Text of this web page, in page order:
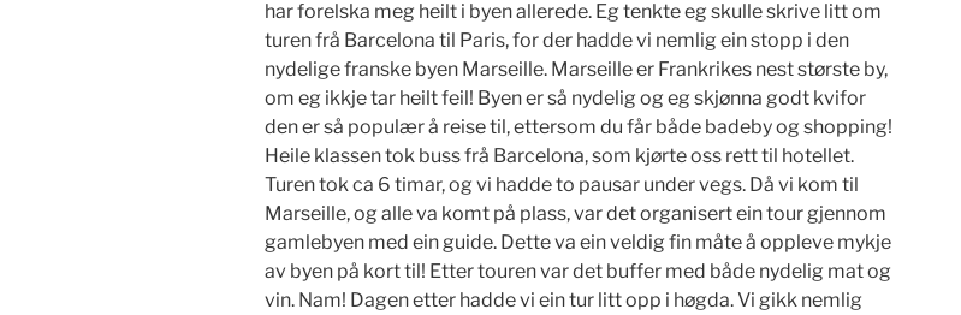
har forelska meg heilt i byen allerede. Eg tenkte eg skulle skrive litt om
turen frå Barcelona til Paris, for der hadde vi nemlig ein stopp i den
nydelige franske byen Marseille. Marseille er Frankrikes nest største by,
om eg ikkje tar heilt feil! Byen er så nydelig og eg skjønna godt kvifor
den er så populær å reise til, ettersom du får både badeby og shopping!
Heile klassen tok buss frå Barcelona, som kjørte oss rett til hotellet.
Turen tok ca 6 timar, og vi hadde to pausar under vegs. Då vi kom til
Marseille, og alle va komt på plass, var det organisert ein tour gjennom
gamlebyen med ein guide. Dette va ein veldig fin måte å oppleve mykje
av byen på kort til! Etter touren var det buffer med både nydelig mat og
vin. Nam! Dagen etter hadde vi ein tur litt opp i høgda. Vi gikk nemlig